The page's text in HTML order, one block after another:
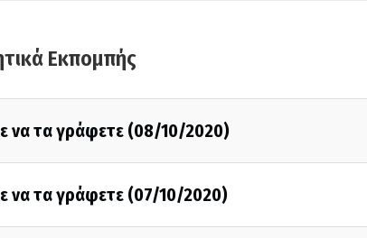
Εκπομπής
να τα γράφετε (08/10/2020)
να τα γράφετε (07/10/2020)